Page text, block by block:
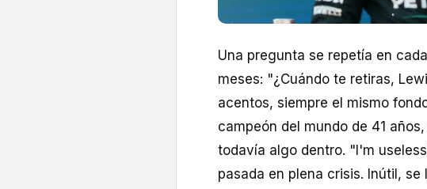
Una pregunta se repetía en
meses: "¿Cuándo te retiras,
acentos, siempre el mismo
campeón del mundo de 41
todavía algo dentro. "I'm
pasada en plena crisis. Inútil, se